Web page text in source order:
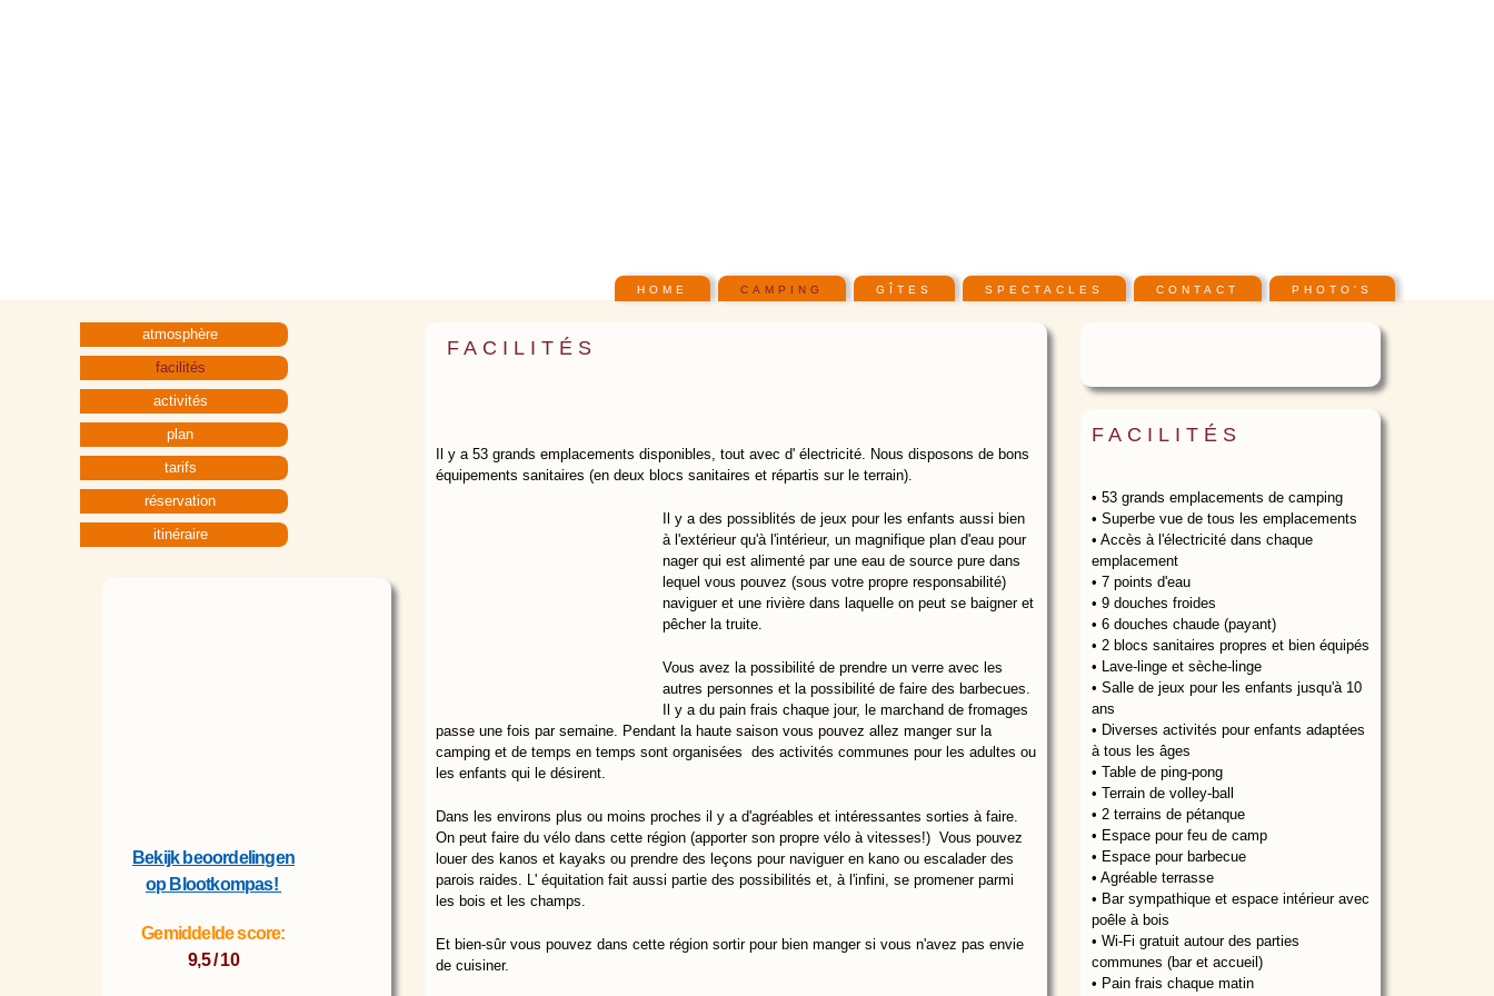
Main menu
HOME CAMPING GÎTES SPECTACLES CONTACT PHOTO'S
atmosphère
facilités
activités
plan
tarifs
réservation
itinéraire
Bekijk beoordelingen
op Blootkompas!
Gemiddelde score:
9,5 / 10
FACILITÉS
Il y a 53 grands emplacements disponibles, tout avec d' électricité. Nous disposons de bons
équipements sanitaires (en deux blocs sanitaires et répartis sur le terrain).
Il y a des possiblités de jeux pour les enfants aussi bien
à l'extérieur qu'à l'intérieur, un magnifique plan d'eau pour
nager qui est alimenté par une eau de source pure dans
lequel vous pouvez (sous votre propre responsabilité)
naviguer et une rivière dans laquelle on peut se baigner et
pêcher la truite.
Vous avez la possibilité de prendre un verre avec les
autres personnes et la possibilité de faire des barbecues.
Il y a du pain frais chaque jour, le marchand de fromages
passe une fois par semaine. Pendant la haute saison vous pouvez allez manger sur la
camping et de temps en temps sont organisées des activités communes pour les adultes ou
les enfants qui le désirent.
Dans les environs plus ou moins proches il y a d'agréables et intéressantes sorties à faire.
On peut faire du vélo dans cette région (apporter son propre vélo à vitesses!) Vous pouvez
louer des kanos et kayaks ou prendre des leçons pour naviguer en kano ou escalader des
parois raides. L' équitation fait aussi partie des possibilités et, à l'infini, se promener parmi
les bois et les champs.
Et bien-sûr vous pouvez dans cette région sortir pour bien manger si vous n'avez pas envie
de cuisiner.
FACILITÉS
• 53 grands emplacements de camping
• Superbe vue de tous les emplacements
• Accès à l'électricité dans chaque
emplacement
• 7 points d'eau
• 9 douches froides
• 6 douches chaude (payant)
• 2 blocs sanitaires propres et bien équipés
• Lave-linge et sèche-linge
• Salle de jeux pour les enfants jusqu'à 10
ans
• Diverses activités pour enfants adaptées
à tous les âges
• Table de ping-pong
• Terrain de volley-ball
• 2 terrains de pétanque
• Espace pour feu de camp
• Espace pour barbecue
• Agréable terrasse
• Bar sympathique et espace intérieur avec
poêle à bois
• Wi-Fi gratuit autour des parties
communes (bar et accueil)
• Pain frais chaque matin